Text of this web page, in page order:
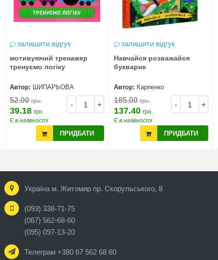
залишити відгук
мотивуючий тренажер
тренуємо логіку
Автор: ШИПАРЬОВА
- +
52.00 грн.
39.18 грн.
Є в наявності
ПРИДБАТИ
залишити відгук
Навчайся розважайся
букварик
Автор: Карпенко
- +
185.00 грн.
137.40 грн.
Є в наявності
ПРИДБАТИ
Україна м. Житомир пр. Скорульського, 8
(093) 338-71-75
(067) 562-68-60
(095) 097-13-20
Телеграм +380 67 562 68 60